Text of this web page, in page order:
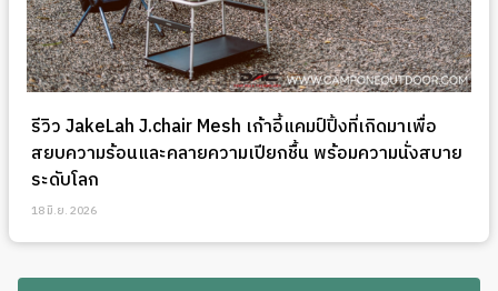
รีวิว JakeLah J.chair Mesh เก้าอี้แคมป์ปิ้งที่เกิดมาเพื่อ
สยบความร้อนและคลายความเปียกชื้น พร้อมความนั่งสบาย
ระดับโลก
18 มิ.ย. 2026